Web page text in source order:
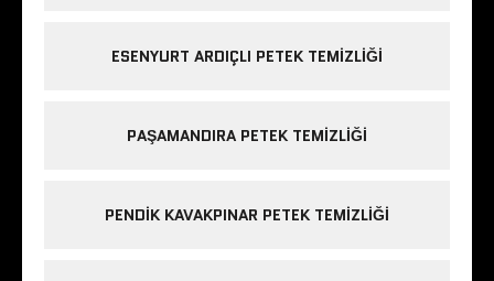
ESENYURT ARDIÇLI PETEK TEMIZLIĞI
PAŞAMANDIRA PETEK TEMIZLIĞI
PENDIK KAVAKPINAR PETEK TEMIZLIĞI